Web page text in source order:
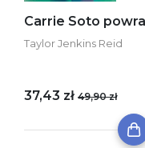
Carrie Soto
Taylor Jenkins Reid
37,43 zł 49,90 zł